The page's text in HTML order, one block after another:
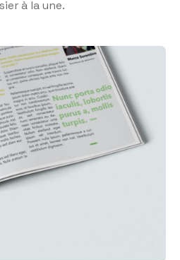
à la une.